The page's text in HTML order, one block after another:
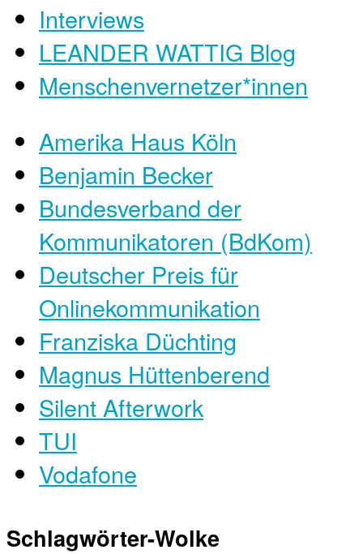
Interviews
LEANDER WATTIG Blog
Menschenvernetzer*innen
Amerika Haus Köln
Benjamin Becker
Bundesverband der
Kommunikatoren (BdKom)
Deutscher Preis für
Onlinekommunikation
Franziska Düchting
Magnus Hüttenberend
Silent Afterwork
TUI
Vodafone
Schlagwörter-Wolke